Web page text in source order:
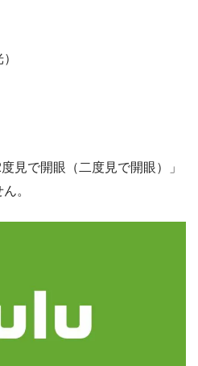
見で開眼（二度見で開眼）」
。